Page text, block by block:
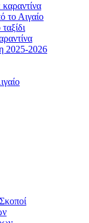
το Αιγαίο
2025-2026